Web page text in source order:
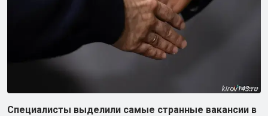
Специалисты выделили самые странные вакансии в